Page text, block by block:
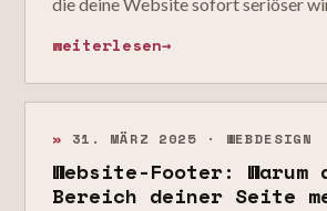
weiterlesen→
» 31. MÄRZ 2025 · WEBDESIGN
Website-Footer:
Bereich deiner Seite